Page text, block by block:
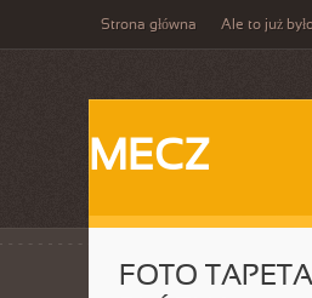
Strona główna Ale to już
MECZ
FOTO